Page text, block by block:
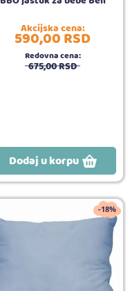
Akcijska cena:
590,00RSD
Redovna cena:
675,00RSD
Dodaj u korpu
-18%